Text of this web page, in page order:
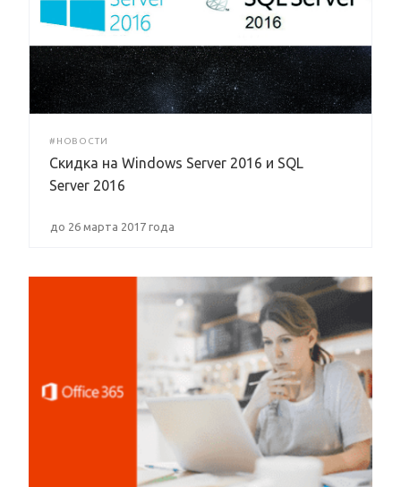
#НОВОСТИ
Скидка на Windows Server 2016 и SQL
Server 2016
до 26 марта 2017 года